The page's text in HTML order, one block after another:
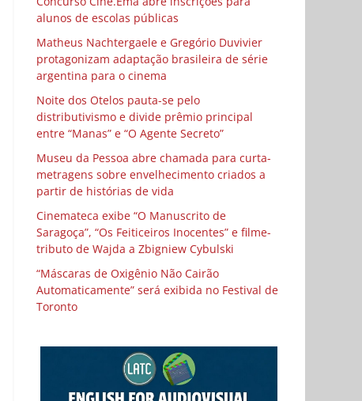
alunos de escolas públicas
Matheus Nachtergaele e Gregório Duvivier
protagonizam adaptação brasileira de série
argentina para o cinema
Noite dos Otelos pauta-se pelo
distributivismo e divide prêmio principal
entre “Manas” e “O Agente Secreto”
Museu da Pessoa abre chamada para curta-
metragens sobre envelhecimento criados a
partir de histórias de vida
Cinemateca exibe “O Manuscrito de
Saragoça”, “Os Feiticeiros Inocentes” e filme-
tributo de Wajda a Zbigniew Cybulski
“Máscaras de Oxigênio Não Cairão
Automaticamente” será exibida no Festival de
Toronto